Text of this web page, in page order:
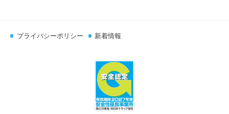
プライバシーポリシー 新着情報